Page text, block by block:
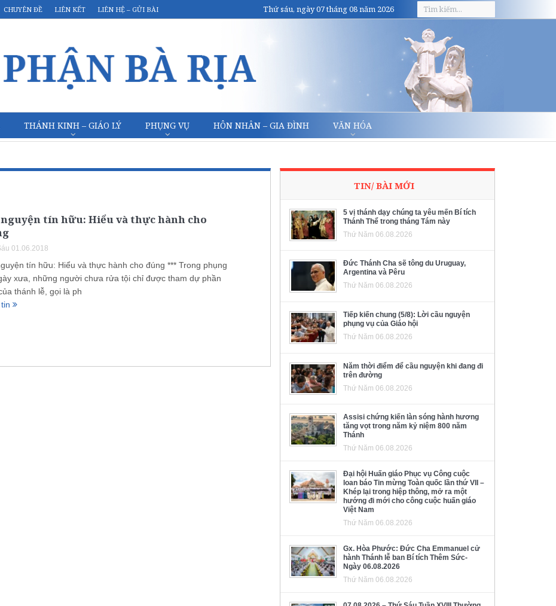
CHUYÊN ĐỀ LIÊN KẾT LIÊN HỆ – GỬI BÀI Thứ sáu, ngày 07 tháng 08 năm 2026
THÁNH KINH – GIÁO LÝ PHỤNG VỤ HÔN NHÂN – GIA ĐÌNH VĂN HÓA
tín hữu: Hiểu và thực hành cho
01.06.2018
tín hữu: Hiểu và thực hành cho đúng *** Trong phụng
xưa, những người chưa rửa tội chỉ được tham dự phần
thánh lễ, gọi là ph
TIN/ BÀI MỚI
5 vị thánh dạy chúng ta yêu mến Bí tích
Thánh Thể trong tháng Tám này
Thứ Năm 06.08.2026
Đức Thánh Cha sẽ tông du Uruguay,
Argentina và Pêru
Thứ Năm 06.08.2026
Tiếp kiến chung (5/8): Lời cầu nguyện
phụng vụ của Giáo hội
Thứ Năm 06.08.2026
Năm thời điểm để cầu nguyện khi đang đi
trên đường
Thứ Năm 06.08.2026
Assisi chứng kiến làn sóng hành hương
tăng vọt trong năm kỷ niệm 800 năm
Thánh
Thứ Năm 06.08.2026
Đại hội Huấn giáo Phục vụ Công cuộc
loan báo Tin mừng Toàn quốc lần thứ VII –
Khép lại trong hiệp thông, mở ra một
hướng đi mới cho công cuộc huấn giáo
Việt Nam
Thứ Năm 06.08.2026
Gx. Hòa Phước: Đức Cha Emmanuel cử
hành Thánh lễ ban Bí tích Thêm Sức-
Ngày 06.08.2026
Thứ Năm 06.08.2026